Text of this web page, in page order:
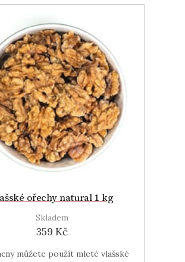
ořechy natural 1 kg
Skladem
359 Kč
můžete použít mleté vlašské